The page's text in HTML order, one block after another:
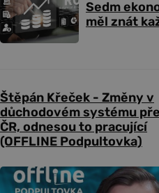
Sedm
měl znát
Štěpán Křeček - Změny v
důchodovém systému
ČR, odnesou to pracující
(OFFLINE Podpultovka)